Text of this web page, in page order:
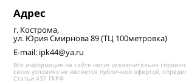
Адрес
г. Кострома,
ул. Юрия Смирнова 89 (ТЦ 100метровка)
E-mail: ipk44@ya.ru
Вся информация на сайте носит исключительно
каких условиях не является публичной офертой,
Статьи 437 ГКРФ